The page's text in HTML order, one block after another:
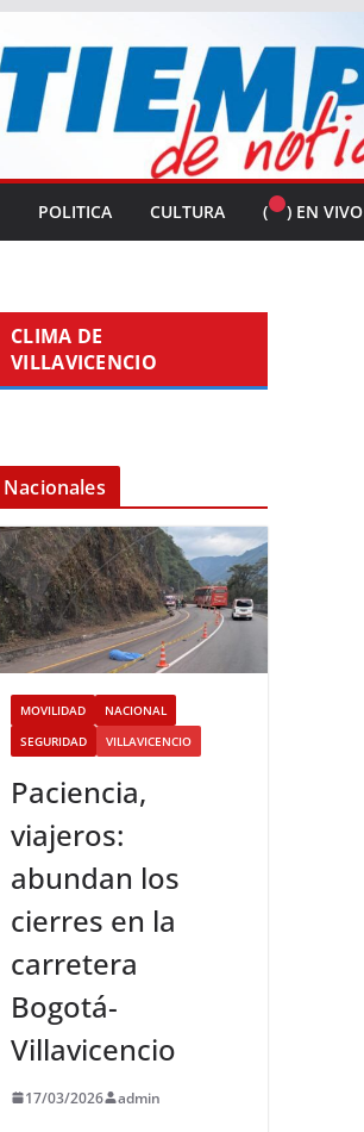
POLITICA CULTURA ( ) EN VIVO
CLIMA DE
VILLAVICENCIO
Nacionales
MOVILIDAD
NACIONAL
SEGURIDAD
VILLAVICENCIO
Paciencia,
viajeros:
abundan los
cierres en la
carretera
Bogotá-
Villavicencio
17/03/2026 admin